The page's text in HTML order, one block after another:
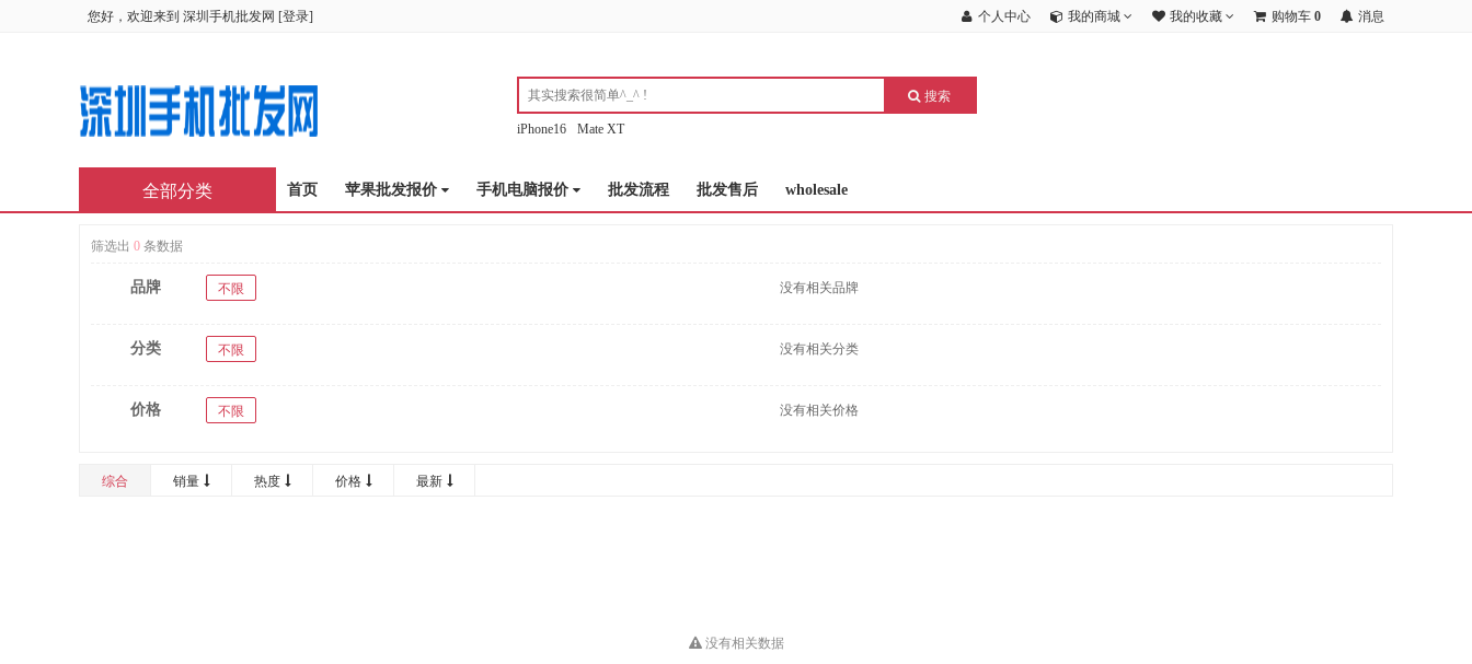
您好，欢迎来到 深圳手机批发网 [登录] 个人中心 我的商城 我的收藏 购物车 0 消息
搜索
iPhone16 Mate XT
首页 苹果批发报价 手机电脑报价 批发流程 批发售后 wholesale
全部分类
筛选出 0 条数据
品牌 不限 没有相关品牌
分类 不限 没有相关分类
价格 不限 没有相关价格
综合 销量 热度 价格 最新
没有相关数据